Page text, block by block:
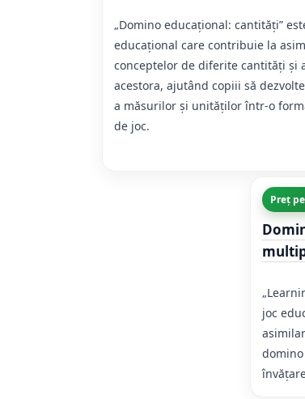
„Domino educațional: cantități”
educațional care contribuie la
conceptelor de diferite cantități și
acestora, ajutând copiii să
a măsurilor și unităților într-o
de joc.
Preț
joc